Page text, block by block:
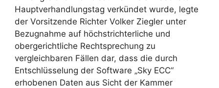
Hauptverhandlungstag verkündet wurde, legte
der Vorsitzende Richter Volker Ziegler unter
Bezugnahme auf höchstrichterliche und
obergerichtliche Rechtsprechung zu
vergleichbaren Fällen dar, dass die durch
Entschlüsselung der Software „Sky ECC“
erhobenen Daten aus Sicht der Kammer